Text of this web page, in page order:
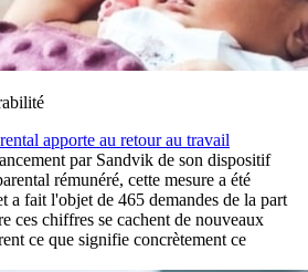
apporte au retour au travail
par Sandvik de son dispositif
rémunéré, cette mesure a été
a fait l'objet de 465 demandes de la part
ces chiffres se cachent de nouveaux
ce que signifie concrètement ce